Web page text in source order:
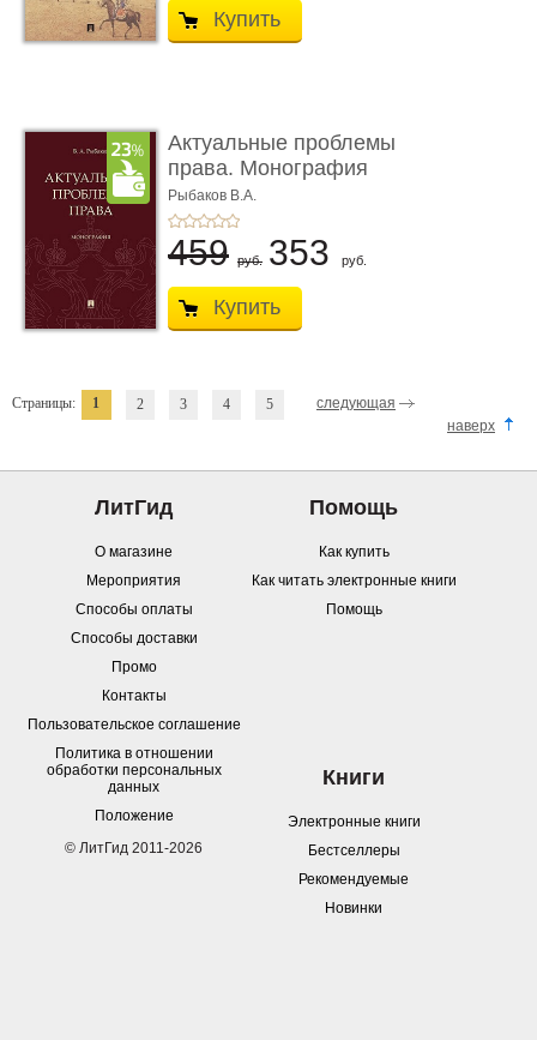
Купить
Актуальные проблемы
права. Монография
Рыбаков В.А.
459 руб. 353 руб.
Купить
Страницы: 1 2 3 4 5
следующая
наверх
ЛитГид
О магазине
Мероприятия
Способы оплаты
Способы доставки
Промо
Контакты
Пользовательское соглашение
Политика в отношении
обработки персональных
данных
Положение
© ЛитГид 2011-2026
Помощь
Как купить
Как читать электронные книги
Помощь
Книги
Электронные книги
Бестселлеры
Рекомендуемые
Новинки